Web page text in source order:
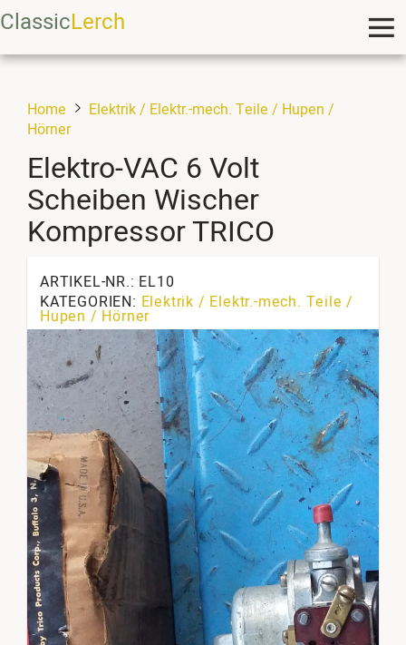
ClassicLerch
Home
Elektrik / Elektr.-mech. Teile / Hupen /
Hörner
Elektro-VAC 6 Volt
Scheiben Wischer
Kompressor TRICO
ARTIKEL-NR.: EL10
KATEGORIEN: Elektrik / Elektr.-mech. Teile /
Hupen / Hörner